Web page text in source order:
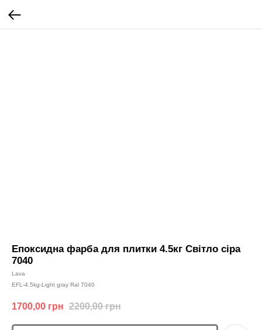
Епоксидна фарба для плитки 4.5кг Світло сіра
7040
Lava
EFL-4.5kg-Light gray Ral 7040
1700,00 грн 2200,00 грн